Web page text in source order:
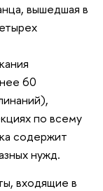
вышедшая в
60
по всему
содержит
нужд.
входящие в